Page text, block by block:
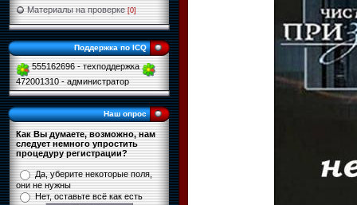
Материалы на проверке [0]
Поддержка по ICQ
555162696 - техподдержка
472001310 - администратор
Наш опрос
Как Вы думаете, возможно, нам
следует немного упростить
процедуру регистрации?
Да, уберите некоторые поля,
они не нужны
Нет, оставьте всё как есть